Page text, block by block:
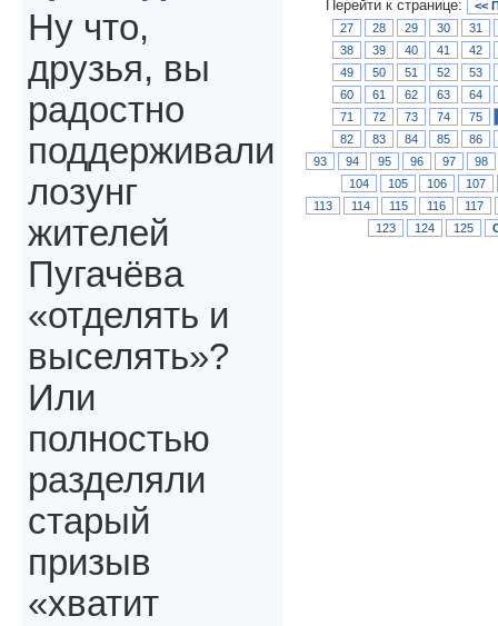
Перейти к странице:
<<
27
28 29 30
31
38
39 40 41
42
49
50 51 52
53
60
61 62 63
64
71
72 73 74
75
82
83 84 85
86
93
94 95 96 97
98
104
105 106
107
113
114 115 116
117
123
124 125
Ну что,
друзья, вы
радостно
поддерживали
лозунг
жителей
Пугачёва
«отделять и
выселять»?
Или
полностью
разделяли
старый
призыв
«хватит